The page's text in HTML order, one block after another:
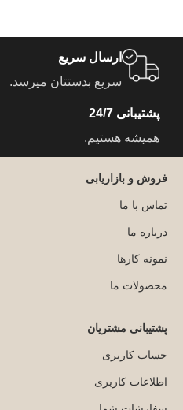
ارسال سریع
سریع بدستتان میرسد.
پشتیبانی 24/7
همیشه هستیم.
فروش و بازاریابی
تماس با ما
درباره ما
نمونه کارها
محصولات ما
پشتیبانی مشتریان
حساب کاربری
اطلاعات کاربری